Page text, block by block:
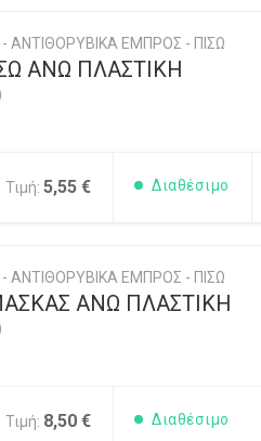
ΑΝΤΙΘΟΡΥΒΙΚΑ ΕΜΠΡΟΣ - ΠΙΣΩ
ΑΝΩ ΠΛΑΣΤΙΚΗ
Τιμή: 5,55 € Διαθέσιμο
ΑΝΤΙΘΟΡΥΒΙΚΑ ΕΜΠΡΟΣ - ΠΙΣΩ
ΑΝΩ ΠΛΑΣΤΙΚΗ
Τιμή: 8,50 € Διαθέσιμο